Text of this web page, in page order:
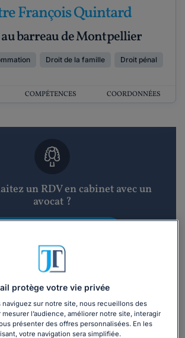
François Quintard
barreau de Montpellier
Droit de la famille Droit pénal
COMPÉTENCES COORDONNÉES
un RDV en cabinet avec un
avocat ?
des devis d'avocats
protège votre vie privée
naviguez sur notre site, nous recueillons des
l’audience, améliorer notre site, interagir
présenter des offres personnalisées. En les
votre navigation sera simplifiée.